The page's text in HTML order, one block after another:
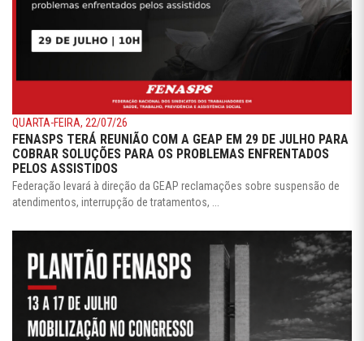
QUARTA-FEIRA, 22/07/26
FENASPS TERÁ REUNIÃO COM A GEAP EM 29 DE JULHO PARA
COBRAR SOLUÇÕES PARA OS PROBLEMAS ENFRENTADOS
PELOS ASSISTIDOS
Federação levará à direção da GEAP reclamações sobre suspensão de
atendimentos, interrupção de tratamentos, ...